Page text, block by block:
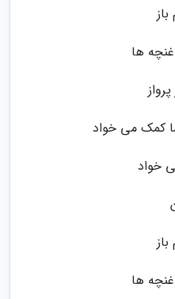
ها
کمک می خواد
خواد
ها